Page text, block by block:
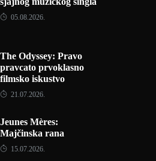
05.08.2026.
The Odyssey: Pravo
pravcato prvoklasno
filmsko iskustvo
21.07.2026.
Jeunes Mères:
Majčinska rana
15.07.2026.